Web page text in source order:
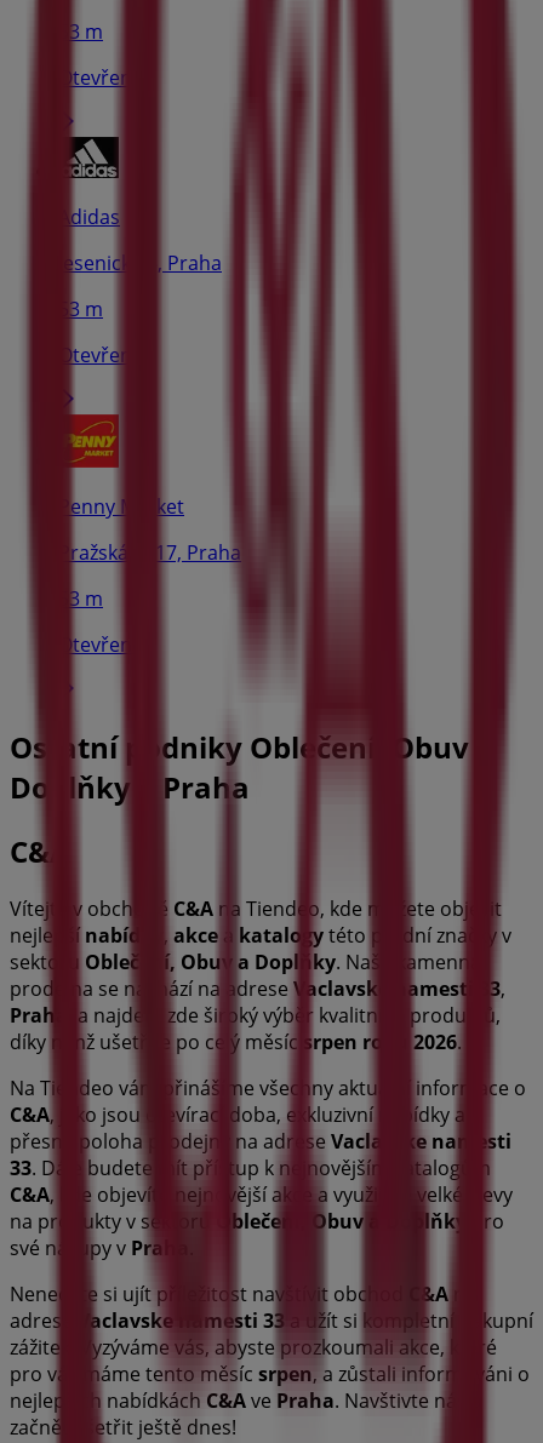
53 m
Otevřeno
Adidas
Jesenická 5, Praha
53 m
Otevřeno
Penny Market
Pražská 2017, Praha
53 m
Otevřeno
Ostatní podniky Oblečení, Obuv a
Doplňky v Praha
C&A
Vítejte v obchodě C&A na Tiendeo, kde můžete objevit
nejlepší nabídky , akce a katalogytéto přední značky v
sektoru Oblečení, Obuv a Doplňky. Naše kamenná
prodejna se nachází na adrese Vaclavske namesti 33,
Praha
, a najdete zde široký výběr kvalitních produktů,
díky nimž ušetříte po celý měsíc srpen roku 2026.
Na Tiendeo vám přinášíme všechny aktuální informace o
C&A, jako jsou otevírací doba, exkluzivní nabídky a
přesná poloha prodejny na adrese Vaclavske namesti
33. Dále budete mít přístup k nejnovějším katalogům
C&A, kde objevíte nejnovější akce a využijete velké slevy
na produkty v sektoru
Oblečení, Obuv a Doplňky
pro
své nákupy v Praha
Nenechte si ujít příležitost navštívit obchod
C&A
adrese
Vaclavske namesti 33 a užít si kompletní nákupní
zážitek. Vyzýváme vás, abyste prozkoumali akce, které
pro vás máme tento měsíc srpen, a zůstali informováni o
nejlepších nabídkách C&Ave Praha. Navštivte nás a
začněte šetřit ještě dnes!